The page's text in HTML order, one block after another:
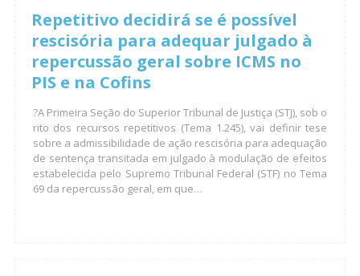
Repetitivo decidirá se é possível
rescisória para adequar julgado à
repercussão geral sobre ICMS no
PIS e na Cofins
?A Primeira Seção do Superior Tribunal de Justiça (STJ), sob o
rito dos recursos repetitivos (Tema 1.245), vai definir tese
sobre a admissibilidade de ação rescisória para adequação
de sentença transitada em julgado à modulação de efeitos
estabelecida pelo Supremo Tribunal Federal (STF) no Tema
69 da repercussão geral, em que…